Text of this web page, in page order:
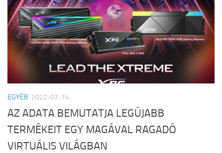
EGYÉB 2022-07-14
AZ ADATA BEMUTATJA LEGÚJABB
TERMÉKEIT EGY MAGÁVAL RAGADÓ
VIRTUÁLIS VILÁGBAN